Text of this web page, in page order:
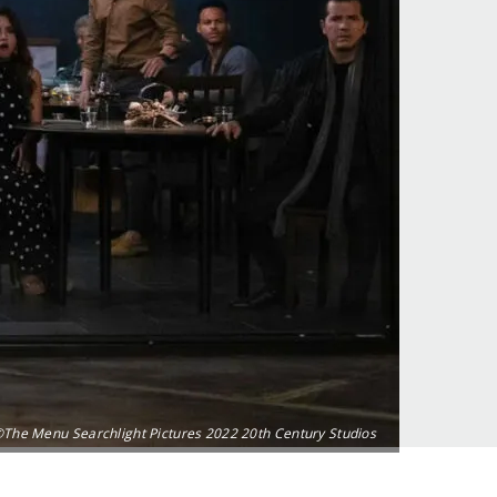
Menu Searchlight Pictures 2022 20th Century Studios